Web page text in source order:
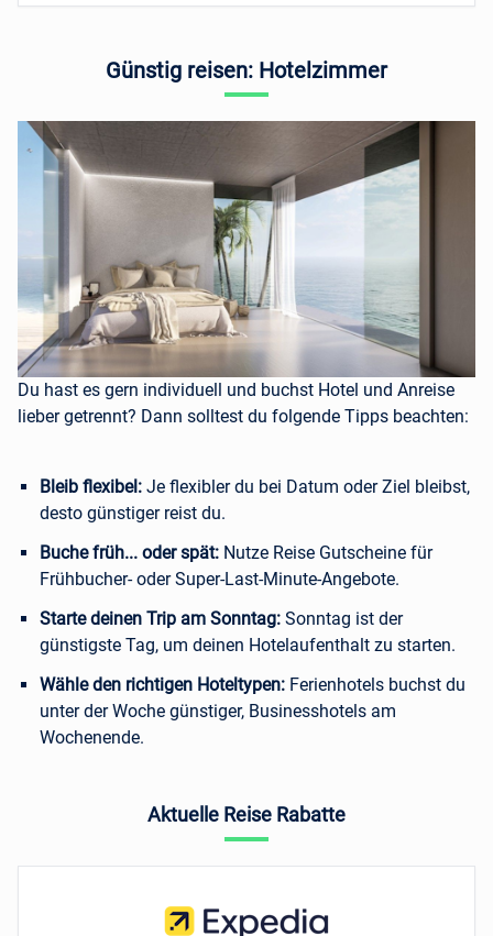
Günstig reisen: Hotelzimmer
Du hast es gern individuell und buchst Hotel und Anreise
lieber getrennt? Dann solltest du folgende Tipps beachten:
Bleib flexibel: Je flexibler du bei Datum oder Ziel bleibst,
desto günstiger reist du.
Buche früh... oder spät: Nutze Reise Gutscheine für
Frühbucher- oder Super-Last-Minute-Angebote.
Starte deinen Trip am Sonntag: Sonntag ist der
günstigste Tag, um deinen Hotelaufenthalt zu starten.
Wähle den richtigen Hoteltypen: Ferienhotels buchst du
unter der Woche günstiger, Businesshotels am
Wochenende.
Aktuelle Reise Rabatte